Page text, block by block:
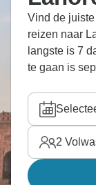
Vind de
reizen naar
langste is 7
te gaan is
2